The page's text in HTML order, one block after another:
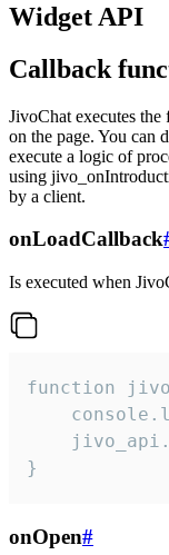
Widget API
Callback
JivoChat executes
on the page. You can
execute a logic of
using
by a client.
onLoadCallback
Is executed when
function
}
onOpen#